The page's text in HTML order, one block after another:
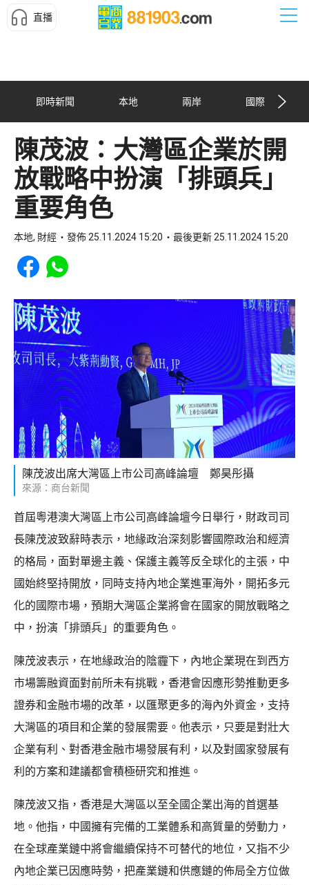
直播
即時新聞 本地 兩岸 國際
陳茂波：大灣區企業於開
放戰略中扮演「排頭兵」
重要角色
本地, 財經 發佈 25.11.2024 15:20 最後更新 25.11.2024 15:20
Share to Facebook
Share to WhatsApp
陳茂波出席大灣區上市公司高峰論壇 鄭昊彤攝
來源：商台新聞
首屆粵港澳大灣區上市公司高峰論壇今日舉行，財政司司
長陳茂波致辭時表示，地緣政治深刻影響國際政治和經濟
的格局，面對單邊主義、保護主義等反全球化的主張，中
國始終堅持開放，同時支持內地企業進軍海外，開拓多元
化的國際市場，預期大灣區企業將會在國家的開放戰略之
中，扮演「排頭兵」的重要角色。
陳茂波表示，在地緣政治的陰霾下，內地企業現在到西方
市場籌融資面對前所未有挑戰，香港會因應形勢推動更多
證券和金融市場的改革，以匯聚更多的海內外資金，支持
大灣區的項目和企業的發展需要。他表示，只要是對壯大
企業有利、對香港金融市場發展有利，以及對國家發展有
利的方案和建議都會積極研究和推進。
陳茂波又指，香港是大灣區以至全國企業出海的首選基
地。他指，中國擁有完備的工業體系和高質量的勞動力，
在全球產業鏈中將會繼續保持不可替代的地位，又指不少
內地企業已因應時勢，把產業鏈和供應鏈的佈局全方位做